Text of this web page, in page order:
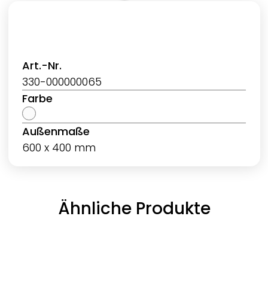
Art.-Nr.
330-000000065
Farbe
Außenmaße
600 x 400 mm
Ähnliche Produkte